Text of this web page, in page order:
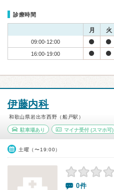
診療時間
月 火
09:00-12:00
16:00-19:00
伊藤内科
和歌山県岩出市西野（船戸駅）
駐車場あり マイナ受付(スマホ可)
土曜（〜19:00）
0件